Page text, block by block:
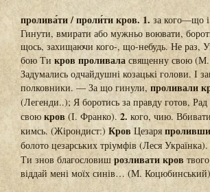
пролива́ти / проли́ти кров. 1. за кого—що і
Гинути, вмирати або мужньо воювати,
щось, захищаючи кого-, що-небудь. Не раз,
бою Ти кров проливала священну свою (М.
Задумались одчайдушні козацькі голови. І
полковники. — За що гинули, проливали
(Легенди..); Я боротись за правду готов,
своюкров (І. Франко). 2. кого, чию.
кимсь. (Жірондист:) КровЦезаря
болото цезарських тріумфів (Леся Українка).
Ти знов благословишрозливати кров
віддай мені моїх синів… (М.